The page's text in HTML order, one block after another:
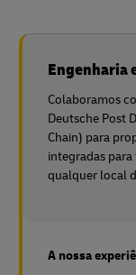
Engenharia
Colaboramos
Deutsche Post
Chain) para
integradas
qualquer local
A nossa